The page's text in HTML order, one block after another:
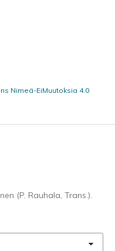
Nimeä-EiMuutoksia 4.0
(P. Rauhala, Trans.).